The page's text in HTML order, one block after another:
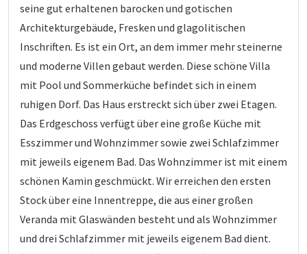
seine gut erhaltenen barocken und gotischen
Architekturgebäude, Fresken und glagolitischen
Inschriften. Es ist ein Ort, an dem immer mehr steinerne
und moderne Villen gebaut werden. Diese schöne Villa
mit Pool und Sommerküche befindet sich in einem
ruhigen Dorf. Das Haus erstreckt sich über zwei Etagen.
Das Erdgeschoss verfügt über eine große Küche mit
Esszimmer und Wohnzimmer sowie zwei Schlafzimmer
mit jeweils eigenem Bad. Das Wohnzimmer ist mit einem
schönen Kamin geschmückt. Wir erreichen den ersten
Stock über eine Innentreppe, die aus einer großen
Veranda mit Glaswänden besteht und als Wohnzimmer
und drei Schlafzimmer mit jeweils eigenem Bad dient.